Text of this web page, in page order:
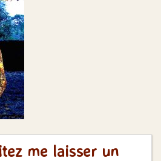
me laisser un